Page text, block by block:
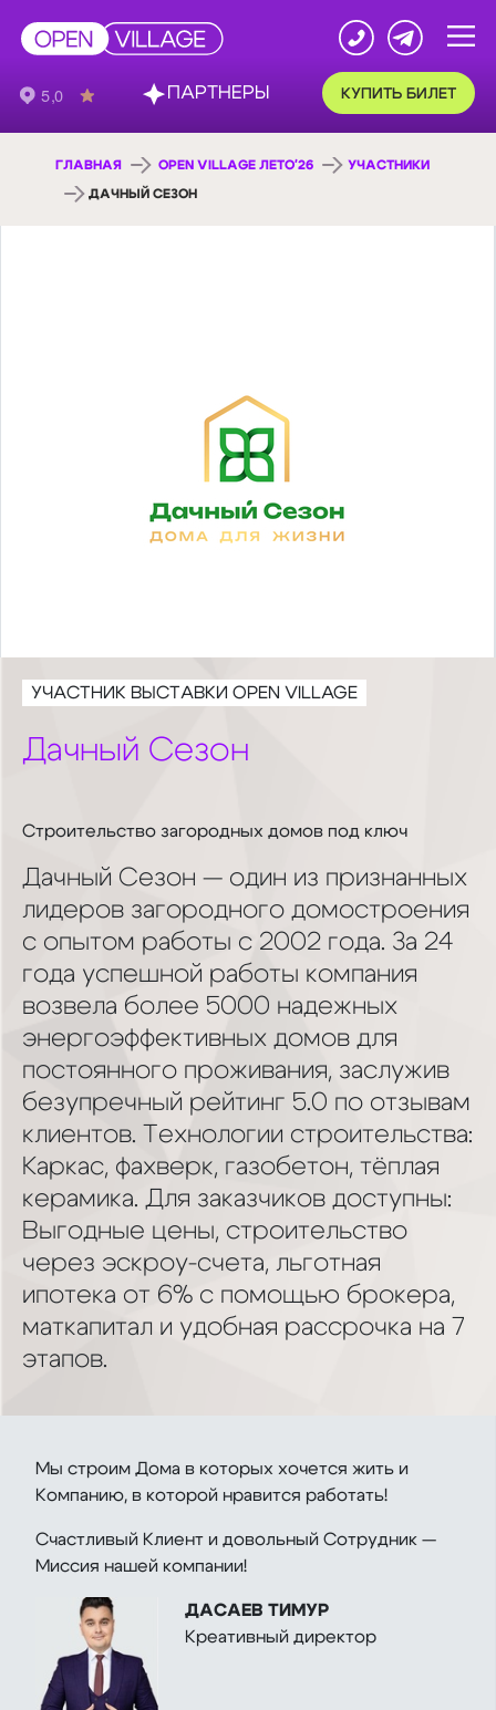
КУПИТЬ БИЛЕТ
ГЛАВНАЯ OPEN VILLAGE ЛЕТО'26 УЧАСТНИКИ
ДАЧНЫЙ СЕЗОН
УЧАСТНИК ВЫСТАВКИ OPEN VILLAGE
Дачный Сезон
Строительство загородных домов под ключ
Дачный Сезон — один из признанных
лидеров загородного домостроения
с опытом работы с 2002 года. За 24
года успешной работы компания
возвела более 5000 надежных
энергоэффективных домов для
постоянного проживания, заслужив
безупречный рейтинг 5.0 по отзывам
клиентов. Технологии строительства:
Каркас, фахверк, газобетон, тёплая
керамика. Для заказчиков доступны:
Выгодные цены, строительство
через эскроу-счета, льготная
ипотека от 6% с помощью брокера,
маткапитал и удобная рассрочка на 7
этапов.
Мы строим Дома в которых хочется жить и
Компанию, в которой нравится работать!
Счастливый Клиент и довольный Сотрудник —
Миссия нашей компании!
ДАСАЕВ ТИМУР
Креативный директор